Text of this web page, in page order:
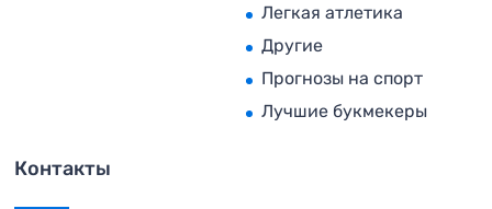
Легкая атлетика
Другие
Прогнозы на спорт
Лучшие букмекеры
Контакты